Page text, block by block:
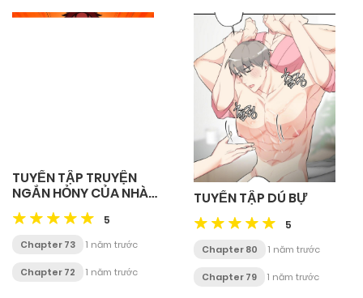
TUYỂN TẬP TRUYỆN
NGẮN HỎNY CỦA NHÀ
SẸC
5
Chapter 73 1 năm trước
Chapter 72 1 năm trước
TUYỂN TẬP DÚ BỰ
5
Chapter 80 1 năm trước
Chapter 79 1 năm trước